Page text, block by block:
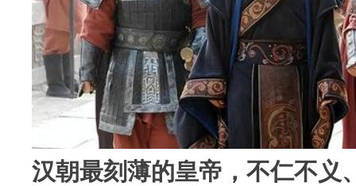
汉朝最刻薄的皇帝，不仁不义